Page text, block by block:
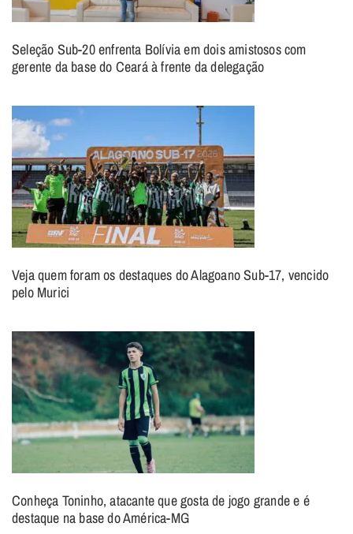
Seleção Sub-20 enfrenta Bolívia em dois amistosos com
gerente da base do Ceará à frente da delegação
Veja quem foram os destaques do Alagoano Sub-17, vencido
pelo Murici
Conheça Toninho, atacante que gosta de jogo grande e é
destaque na base do América-MG